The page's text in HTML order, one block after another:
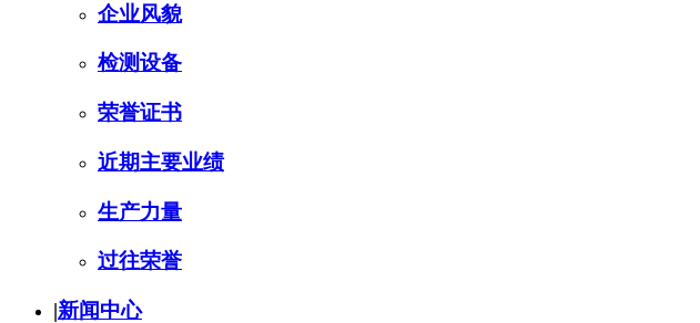
企业风貌
检测设备
荣誉证书
近期主要业绩
生产力量
过往荣誉
|新闻中心